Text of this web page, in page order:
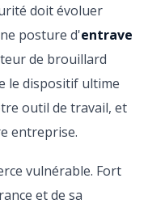
doit évoluer
posture d'entrave
de brouillard
le dispositif ultime
outil de travail, et
entreprise.
vulnérable. Fort
et de sa